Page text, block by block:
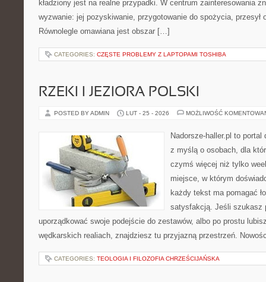
kładziony jest na realne przypadki. W centrum zainteresowania
wyzwanie: jej pozyskiwanie, przygotowanie do spożycia, przesył
Równolegle omawiana jest obszar […]
CATEGORIES: CZĘSTE PROBLEMY Z LAPTOPAMI TOSHIBA
RZEKI I JEZIORA POLSKI
POSTED BY ADMIN LUT - 25 - 2026 MOŻLIWOŚĆ
Nadorsze-haller.pl to portal
z myślą o osobach, dla
czymś więcej niż tylko
miejsce, w którym
każdy tekst ma pomagać
satysfakcją. Jeśli szukasz
uporządkować swoje podejście do zestawów, albo po prostu
wędkarskich realiach, znajdziesz tu przyjazną przestrzeń.
CATEGORIES: TEOLOGIA I FILOZOFIA CHRZEŚCIJAŃSKA